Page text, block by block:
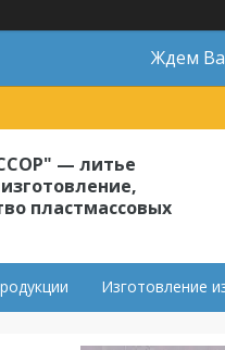
Ждем
— литье
пластмассовых
Изготовление